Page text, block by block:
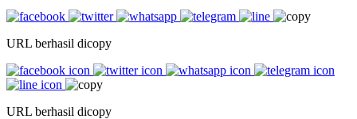
URL berhasil dicopy
URL berhasil dicopy